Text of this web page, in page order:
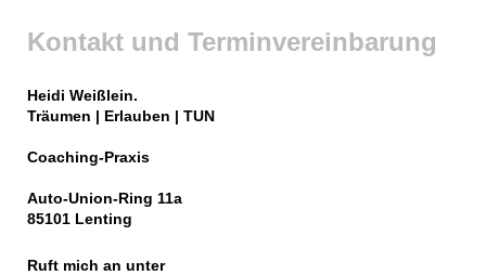
Kontakt und Terminvereinbarung
Heidi Weißlein.
Träumen | Erlauben | TUN
Coaching-Praxis
Auto-Union-Ring 11a
85101 Lenting
Ruft mich an unter